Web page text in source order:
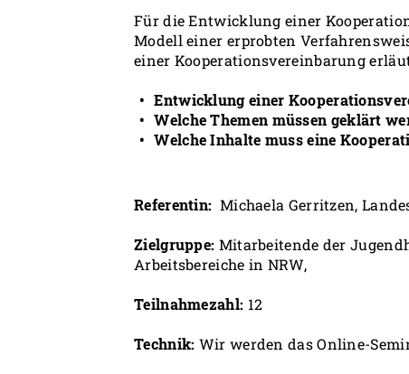
Für die Entwicklung einer
Modell einer erprobten
einer Kooperationsvereinbarung
Entwicklung einer
Welche Themen müssen geklärt
Welche Inhalte muss eine
Referentin: Michaela Gerritzen,
Zielgruppe: Mitarbeitende der
Arbeitsbereiche in NRW,
Teilnahmezahl: 12
Technik: Wir werden das Online-